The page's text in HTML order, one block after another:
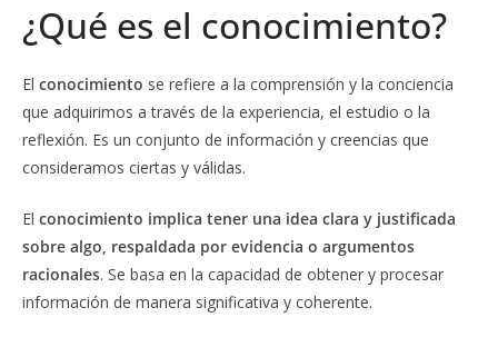
¿Qué es el conocimiento?
El conocimiento se refiere a la comprensión y la conciencia
que adquirimos a través de la experiencia, el estudio o la
reflexión. Es un conjunto de información y creencias que
consideramos ciertas y válidas.
El conocimiento implica tener una idea clara y justificada
sobre algo, respaldada por evidencia o argumentos
racionales. Se basa en la capacidad de obtener y procesar
información de manera significativa y coherente.